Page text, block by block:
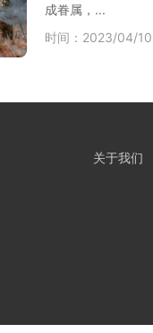
成眷属，...
时间：2023/04/10
关于我们